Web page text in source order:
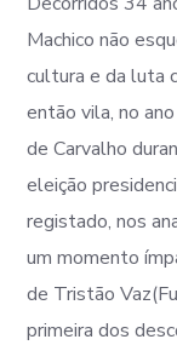
Machico não
cultura e da luta
então vila, no
de Carvalho
eleição
registado, nos
um momento
de Tristão
primeira dos